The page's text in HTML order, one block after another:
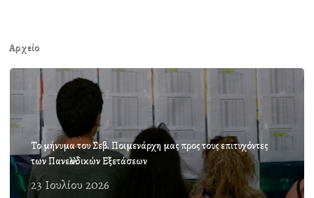
Αρχείο
Το μήνυμα του Σεβ. Ποιμενάρχη μας προς τους επιτυχόντες
των Πανελλαδικών Εξετάσεων
23 Ιουλίου 2026